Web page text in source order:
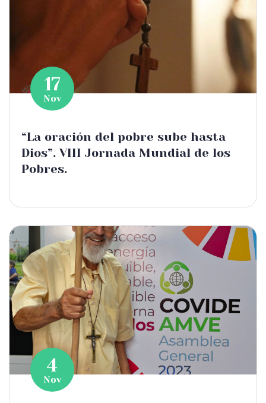
17
Nov
“La oración del pobre sube hasta
Dios”. VIII Jornada Mundial de los
Pobres.
4
Nov